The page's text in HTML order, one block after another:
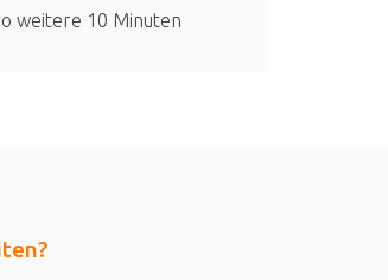
weitere 10 Minuten